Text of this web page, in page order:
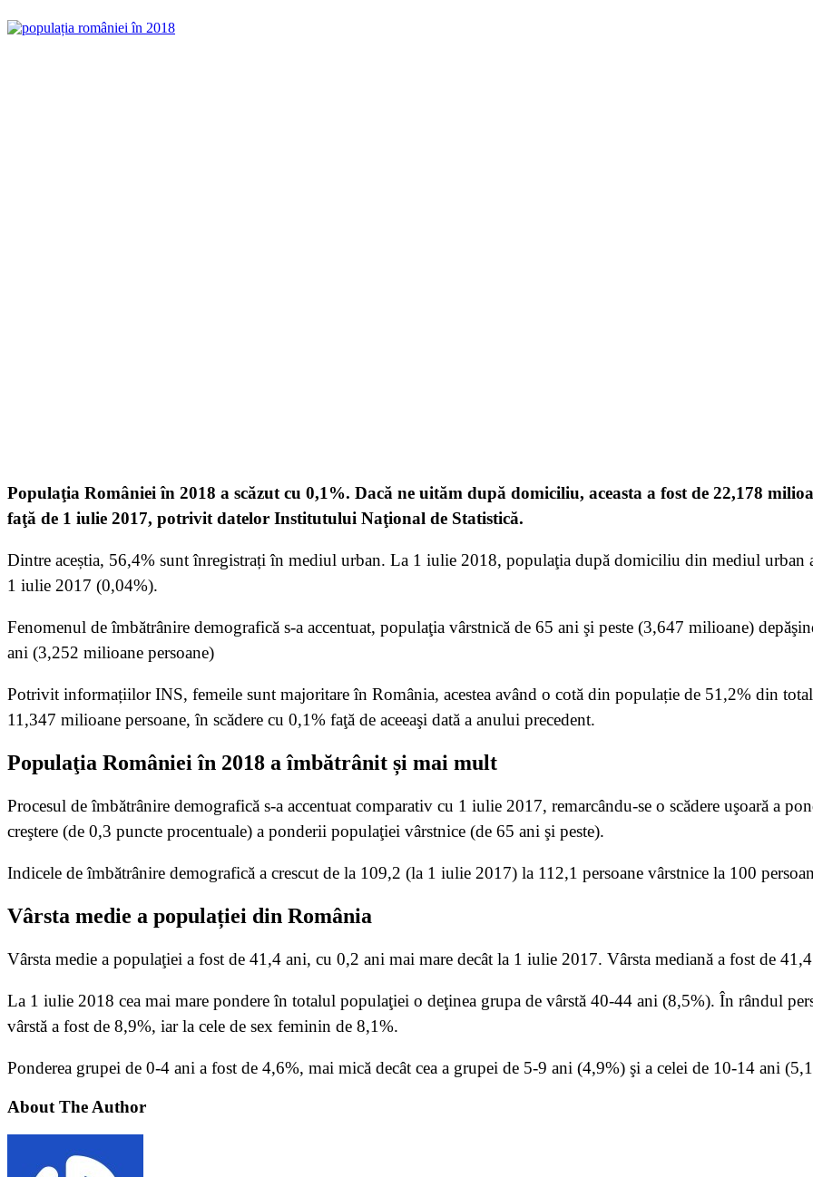
Populaţia României în 2018 a scăzut cu 0,1%. Dacă ne uităm după domiciliu, aceasta a fost de 22,178
faţă de 1 iulie 2017, potrivit datelor Institutului Naţional de Statistică.
Dintre aceștia, 56,4% sunt înregistrați în mediul urban. La 1 iulie 2018, populaţia după domiciliu din mediul urban
1 iulie 2017 (0,04%).
Fenomenul de îmbătrânire demografică s-a accentuat, populaţia vârstnică de 65 ani şi peste (3,647 milioane)
ani (3,252 milioane persoane)
Potrivit informațiilor INS, femeile sunt majoritare în România, acestea având o cotă din populație de 51,2% din
11,347 milioane persoane, în scădere cu 0,1% faţă de aceeaşi dată a anului precedent.
Populaţia României în 2018 a îmbătrânit și mai mult
Procesul de îmbătrânire demografică s-a accentuat comparativ cu 1 iulie 2017, remarcându-se o scădere uşoară a
creştere (de 0,3 puncte procentuale) a ponderii populaţiei vârstnice (de 65 ani şi peste).
Indicele de îmbătrânire demografică a crescut de la 109,2 (la 1 iulie 2017) la 112,1 persoane vârstnice la 100
Vârsta medie a populației din România
Vârsta medie a populaţiei a fost de 41,4 ani, cu 0,2 ani mai mare decât la 1 iulie 2017. Vârsta mediană a fost de
La 1 iulie 2018 cea mai mare pondere în totalul populaţiei o deţinea grupa de vârstă 40-44 ani (8,5%). În rândul
vârstă a fost de 8,9%, iar la cele de sex feminin de 8,1%.
Ponderea grupei de 0-4 ani a fost de 4,6%, mai mică decât cea a grupei de 5-9 ani (4,9%) şi a celei de 10-14 ani
About The Author